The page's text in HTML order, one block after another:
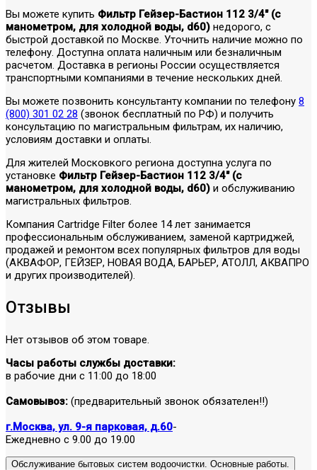
Вы можете купить Фильтр Гейзер-Бастион 112 3/4" (с
манометром, для холодной воды, d60) недорого, с
быстрой доставкой по Москве. Уточнить наличие можно по
телефону. Доступна оплата наличным или безналичным
расчетом. Доставка в регионы России осуществляется
транспортными компаниями в течение нескольких дней.
Вы можете позвонить консультанту компании по телефону 8
(800) 301 02 28 (звонок бесплатный по РФ) и получить
консультацию по магистральным фильтрам, их наличию,
условиям доставки и оплаты.
Для жителей Московкого региона доступна услуга по
установке Фильтр Гейзер-Бастион 112 3/4" (с
манометром, для холодной воды, d60) и обслуживанию
магистральных фильтров.
Компания Cartridge Filter более 14 лет занимается
профессиональным обслуживанием, заменой картриджей,
продажей и ремонтом всех популярных фильтров для воды
(АКВАФОР, ГЕЙЗЕР, НОВАЯ ВОДА, БАРЬЕР, АТОЛЛ, АКВАПРО
и других производителей).
Отзывы
Нет отзывов об этом товаре.
Часы работы службы доставки:
в рабочие дни с 11:00 до 18:00
Самовывоз: (предварительный звонок обязателен!!)
г.Москва, ул. 9-я парковая, д.60-
Ежедневно с 9.00 до 19.00
Обслуживание бытовых систем водоочистки. Основные работы.